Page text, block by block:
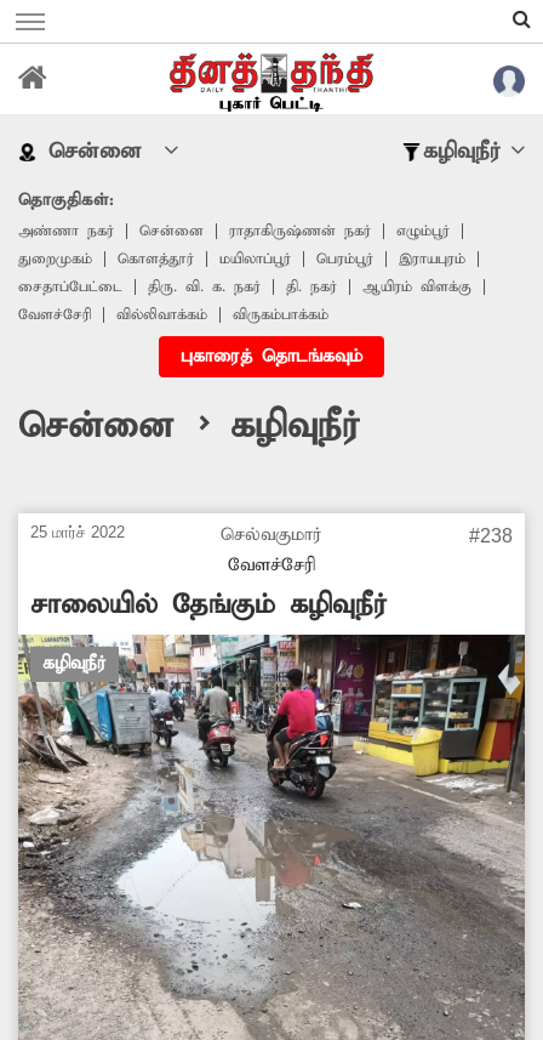
சென்னை கழிவுநீர்
தொகுதிகள்:
அண்ணா நகர் சென்னை ராதாகிருஷ்ணன் நகர்
எழும்பூர்
துறைமுகம்
கொளத்தூர் மயிலாப்பூர் பெரம்பூர்
இராயபுரம்
சைதாப்பேட்டை
திரு. வி. க. நகர் தி. நகர்
ஆயிரம் விளக்கு
வேளச்சேரி
வில்லிவாக்கம் விருகம்பாக்கம்
புகாரைத் தொடங்கவும்
சென்னை > கழிவுநீர்
25 மார்ச் 2022
செல்வகுமார்
வேளச்சேரி
#238
சாலையில் தேங்கும் கழிவுநீர்
கழிவுநீர்